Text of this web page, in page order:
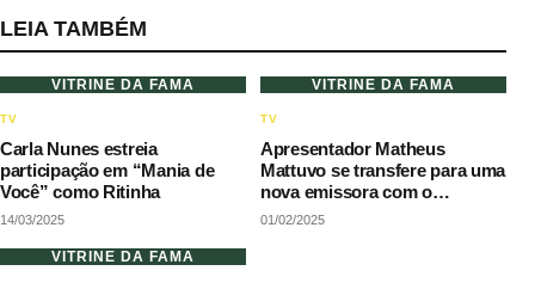
LEIA TAMBÉM
VITRINE DA FAMA
TV
Carla Nunes estreia
participação em “Mania de
Você” como Ritinha
14/03/2025
VITRINE DA FAMA
TV
Apresentador Matheus
Mattuvo se transfere para uma
nova emissora com o
Programa Camarote
01/02/2025
VITRINE DA FAMA